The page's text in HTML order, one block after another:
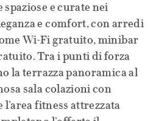
e curate nei
e comfort, con arredi
Wi-Fi gratuito, minibar
Tra i punti di forza
la terrazza panoramica al
sala colazioni con
fitness attrezzata